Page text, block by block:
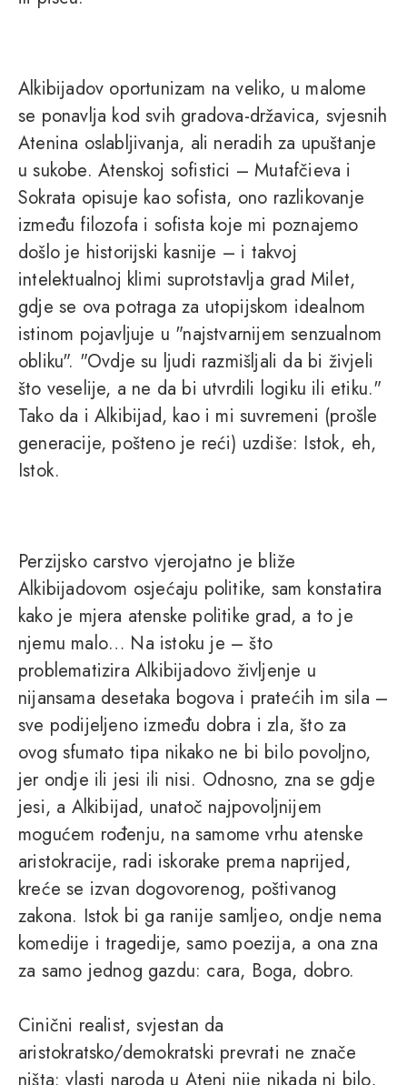
Alkibijadov oportunizam na veliko, u malome
se ponavlja kod svih gradova-državica, svjesnih
Atenina oslabljivanja, ali neradih za upuštanje
u sukobe. Atenskoj sofistici – Mutafčieva i
Sokrata opisuje kao sofista, ono razlikovanje
između filozofa i sofista koje mi poznajemo
došlo je historijski kasnije – i takvoj
intelektualnoj klimi suprotstavlja grad Milet,
gdje se ova potraga za utopijskom idealnom
istinom pojavljuje u "najstvarnijem senzualnom
obliku". "Ovdje su ljudi razmišljali da bi živjeli
što veselije, a ne da bi utvrdili logiku ili etiku."
Tako da i Alkibijad, kao i mi suvremeni (prošle
generacije, pošteno je reći) uzdiše: Istok, eh,
Istok.
Perzijsko carstvo vjerojatno je bliže
Alkibijadovom osjećaju politike, sam konstatira
kako je mjera atenske politike grad, a to je
njemu malo… Na istoku je – što
problematizira Alkibijadovo življenje u
nijansama desetaka bogova i pratećih im sila –
sve podijeljeno između dobra i zla, što za
ovog sfumato tipa nikako ne bi bilo povoljno,
jer ondje ili jesi ili nisi. Odnosno, zna se gdje
jesi, a Alkibijad, unatoč najpovoljnijem
mogućem rođenju, na samome vrhu atenske
aristokracije, radi iskorake prema naprijed,
kreće se izvan dogovorenog, poštivanog
zakona. Istok bi ga ranije samljeo, ondje nema
komedije i tragedije, samo poezija, a ona zna
za samo jednog gazdu: cara, Boga, dobro.
Cinični realist, svjestan da
aristokratsko/demokratski prevrati ne znače